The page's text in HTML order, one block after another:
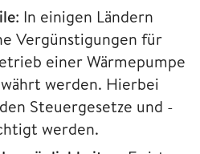
: In einigen Ländern
Vergünstigungen für
einer Wärmepumpe
werden. Hierbei
Steuergesetze und -
werden.